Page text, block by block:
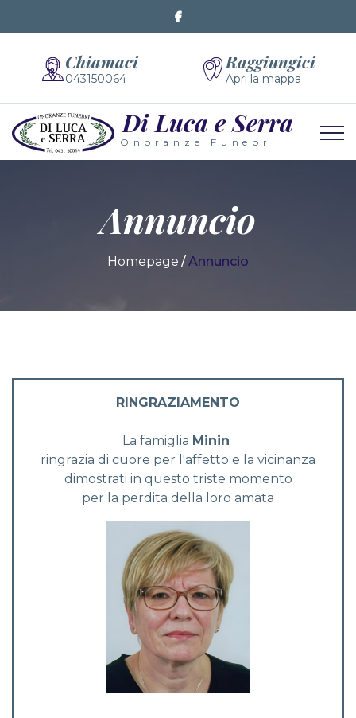
Chiamaci
043150064
Raggiungici
Apri la mappa
Di Luca e Serra
Onoranze Funebri
Annuncio
Homepage Annuncio
RINGRAZIAMENTO
La famiglia Minin
ringrazia di cuore per l'affetto e la vicinanza
dimostrati in questo triste momento
per la perdita della loro amata